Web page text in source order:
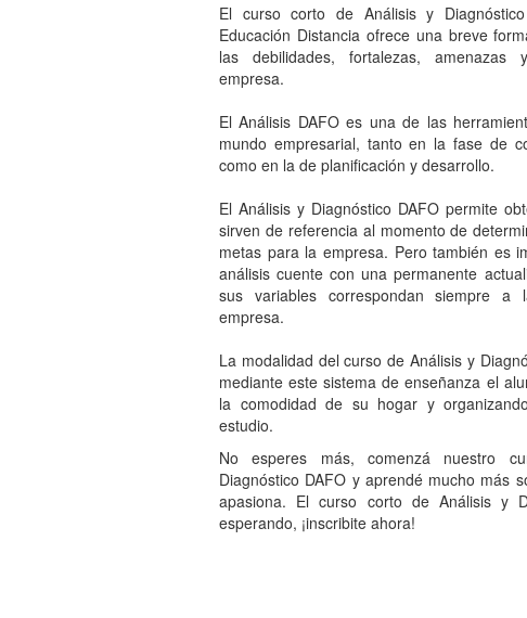
El curso corto de Análisis y
Educación Distancia ofrece una breve
las debilidades, fortalezas,
empresa.
El Análisis DAFO es una de las
mundo empresarial, tanto en la fase de
como en la de planificación y desarrollo.
El Análisis y Diagnóstico DAFO permite
sirven de referencia al momento de
metas para la empresa. Pero también es
análisis cuente con una permanente
sus variables correspondan siempre
empresa.
La modalidad del curso de Análisis y
mediante este sistema de enseñanza el
la comodidad de su hogar y
estudio.
No esperes más, comenzá nuestro
Diagnóstico DAFO y aprendé mucho más
apasiona. El curso corto de Análisis y
esperando, ¡inscribite ahora!